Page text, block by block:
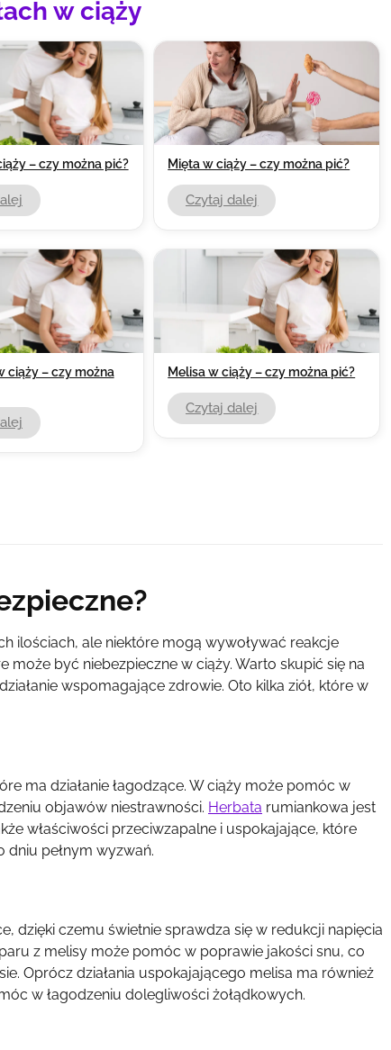
w ciąży
– czy można pić? Mięta w ciąży – czy można pić?
Czytaj dalej
ciąży – czy można
Melisa w ciąży – czy można pić?
Czytaj dalej
ilościach, ale niektóre mogą wywoływać reakcje
może być niebezpieczne w ciąży. Warto skupić się na
wspomagające zdrowie. Oto kilka ziół, które w
ma działanie łagodzące. W ciąży może pomóc w
objawów niestrawności. Herbata rumiankowa jest
właściwości przeciwzapalne i uspokajające, które
pełnym wyzwań.
dzięki czemu świetnie sprawdza się w redukcji napięcia
z melisy może pomóc w poprawie jakości snu, co
Oprócz działania uspokajającego melisa ma również
w łagodzeniu dolegliwości żołądkowych.